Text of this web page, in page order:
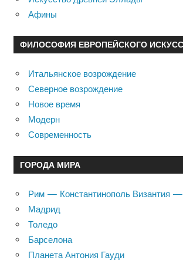
Афины
ФИЛОСОФИЯ ЕВРОПЕЙСКОГО
Итальянское возрождение
Северное возрождение
Новое время
Модерн
Современность
ГОРОДА МИРА
Рим — Константинополь Византия
Мадрид
Толедо
Барселона
Планета Антония Гауди